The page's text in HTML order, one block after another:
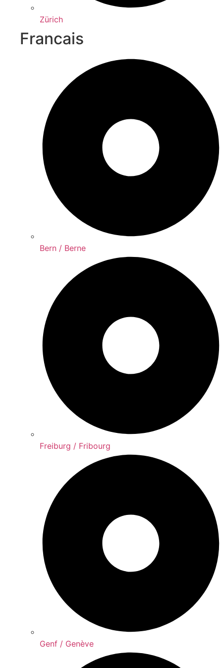
Zürich
Francais
Bern / Berne
Freiburg / Fribourg
Genf / Genève